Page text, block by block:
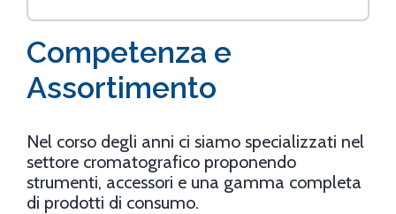
Competenza e
Assortimento
Nel corso degli anni ci siamo specializzati nel
settore cromatografico proponendo
strumenti, accessori e una gamma completa
di prodotti di consumo.